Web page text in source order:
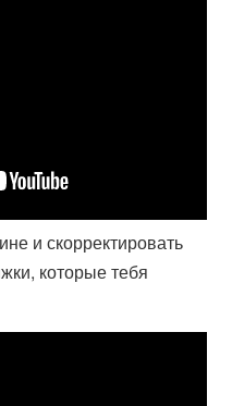
и скорректировать
которые тебя